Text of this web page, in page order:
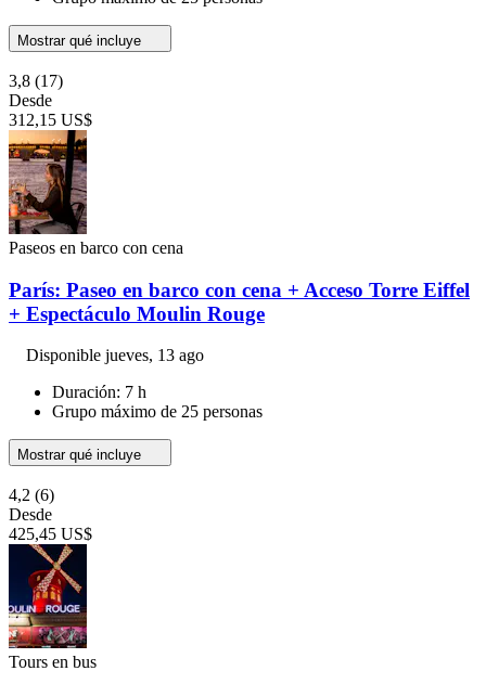
Mostrar qué incluye
3,8 (17)
Desde
312,15 US$
Paseos en barco con cena
París: Paseo en barco con cena + Acceso Torre Eiffel
+ Espectáculo Moulin Rouge
Disponible jueves, 13 ago
Duración: 7 h
Grupo máximo de 25 personas
Mostrar qué incluye
4,2 (6)
Desde
425,45 US$
Tours en bus